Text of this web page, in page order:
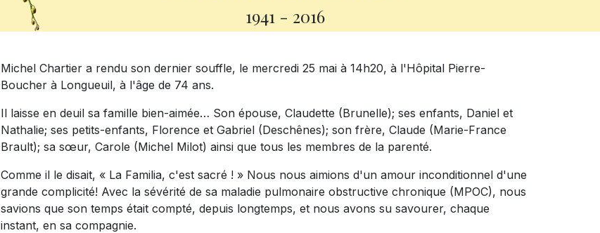
1941 - 2016
Michel Chartier a rendu son dernier souffle, le mercredi 25 mai à 14h20, à l'Hôpital Pierre-
Boucher à Longueuil, à l'âge de 74 ans.
Il laisse en deuil sa famille bien-aimée… Son épouse, Claudette (Brunelle); ses enfants, Daniel et
Nathalie; ses petits-enfants, Florence et Gabriel (Deschênes); son frère, Claude (Marie-France
Brault); sa sœur, Carole (Michel Milot) ainsi que tous les membres de la parenté.
Comme il le disait, « La Familia, c'est sacré ! » Nous nous aimions d'un amour inconditionnel d'une
grande complicité! Avec la sévérité de sa maladie pulmonaire obstructive chronique (MPOC), nous
savions que son temps était compté, depuis longtemps, et nous avons su savourer, chaque
instant, en sa compagnie.